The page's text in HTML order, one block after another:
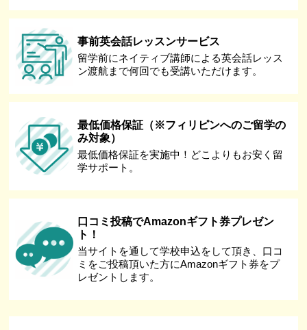
事前英会話レッスンサービス
留学前にネイティブ講師による英会話レッス
ン渡航まで何回でも受講いただけます。
最低価格保証（※フィリピンへのご留学の
み対象）
最低価格保証を実施中！どこよりもお安く留
学サポート。
口コミ投稿でAmazonギフト券プレゼン
ト！
当サイトを通して学校申込をして頂き、口コ
ミをご投稿頂いた方にAmazonギフト券をプ
レゼントします。